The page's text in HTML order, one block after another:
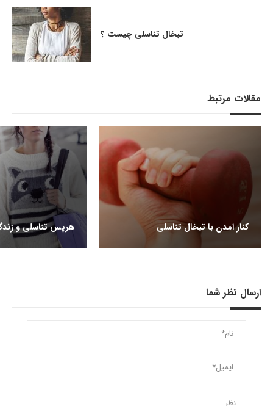
تبخال تناسلی چیست ؟
مقالات مرتبط
کنار امدن با تبخال تناسلی هرپس تناسلی و
ارسال نظر شما